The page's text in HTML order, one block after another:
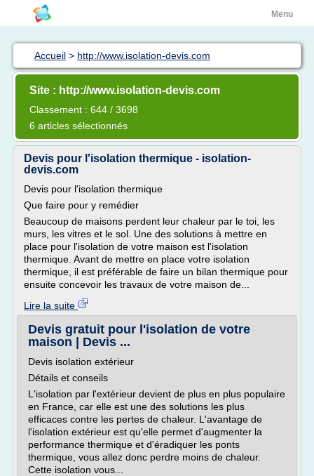
Menu
Accueil > http://www.isolation-devis.com
Site : http://www.isolation-devis.com
Classement : 644 / 3698
6 articles sélectionnés
Devis pour l'isolation thermique - isolation-
devis.com
Devis pour l'isolation thermique
Que faire pour y remédier
Beaucoup de maisons perdent leur chaleur par le toi, les
murs, les vitres et le sol. Une des solutions à mettre en
place pour l'isolation de votre maison est l'isolation
thermique. Avant de mettre en place votre isolation
thermique, il est préférable de faire un bilan thermique pour
ensuite concevoir les travaux de votre maison de...
Lire la suite
Devis gratuit pour l'isolation de votre
maison | Devis ...
Devis isolation extérieur
Détails et conseils
L'isolation par l'extérieur devient de plus en plus populaire
en France, car elle est une des solutions les plus
efficaces contre les pertes de chaleur. L'avantage de
l'isolation extérieur est qu'elle permet d'augmenter la
performance thermique et d'éradiquer les ponts
thermique, vous allez donc perdre moins de chaleur.
Cette isolation vous...